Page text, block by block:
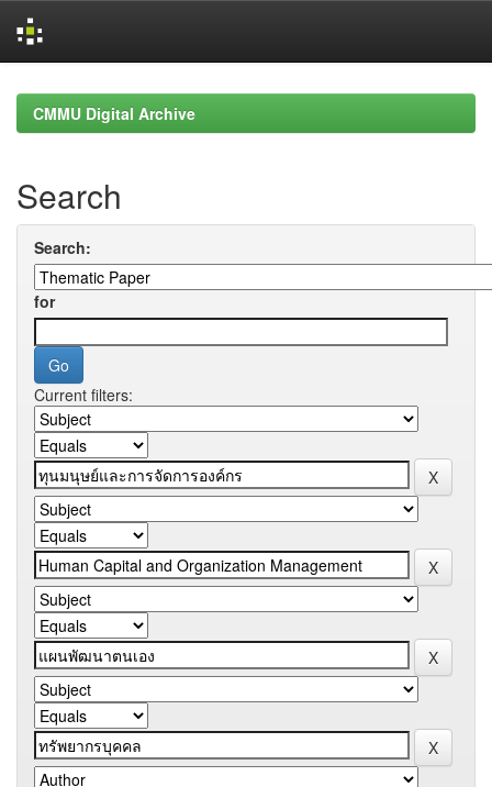
navigationCMMU Digital Archive
Search
Search:
for
Current filters: